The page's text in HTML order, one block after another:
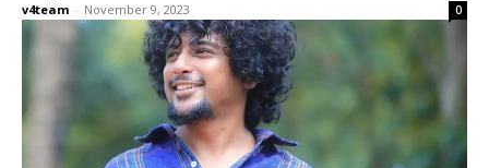
v4team - November 9, 2023 0